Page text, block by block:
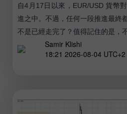
自4月17日以來，EUR/USD 貨幣
進之中。不過，任何一段推進最終
不是已經走完了？值得記住的是，
之內效果最佳。Samir Klishi
18:21 2026-08-04 UTC+2